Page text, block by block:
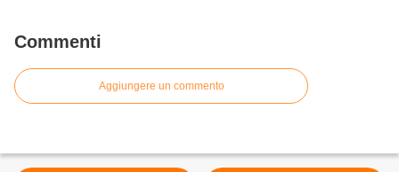
Commenti
Aggiungere un commento